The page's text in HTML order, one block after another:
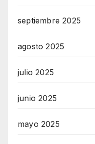
septiembre 2025
agosto 2025
julio 2025
junio 2025
mayo 2025